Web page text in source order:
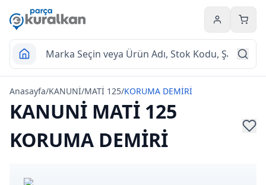
Hesabım
Anasayfa/KANUNİ/MATİ 125/KORUMA DEMİRİ
KANUNİ MATİ 125
KORUMA DEMİRİ